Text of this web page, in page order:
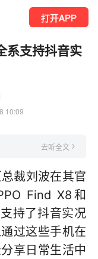
打开APP
系支持抖音实
10:09
去听全文
裁刘波在其官
Find X8和
持了抖音实况
过这些手机在
享日常生活中